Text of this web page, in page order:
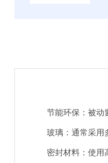
节能环保：被动
玻璃：通常采用
密封材料：使用